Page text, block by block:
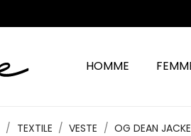
HOMME
TEXTILE VESTE OG DEAN